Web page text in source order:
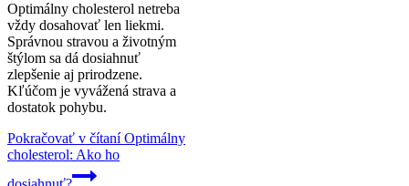
Optimálny cholesterol netreba
vždy dosahovať len liekmi.
Správnou stravou a životným
štýlom sa dá dosiahnuť
zlepšenie aj prirodzene.
Kľúčom je vyvážená strava a
dostatok pohybu.
Pokračovať v čítaníOptimálny
cholesterol: Ako ho